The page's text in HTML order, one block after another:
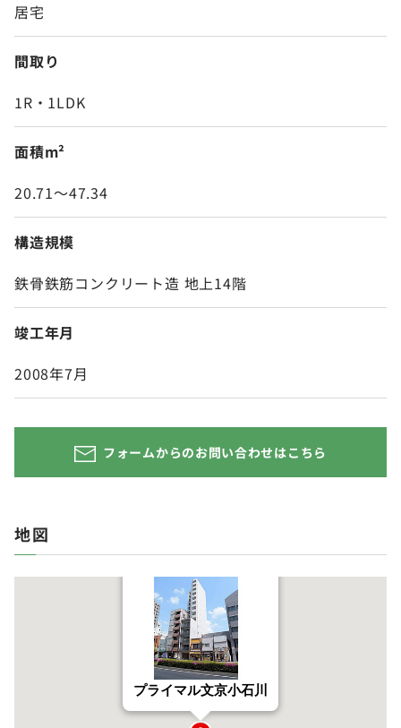
居宅
間取り
1R・1LDK
面積m²
20.71～47.34
構造規模
鉄骨鉄筋コンクリート造 地上14階
竣工年月
2008年7月
フォームからのお問い合わせはこちら
地図
プライマル文京小石川